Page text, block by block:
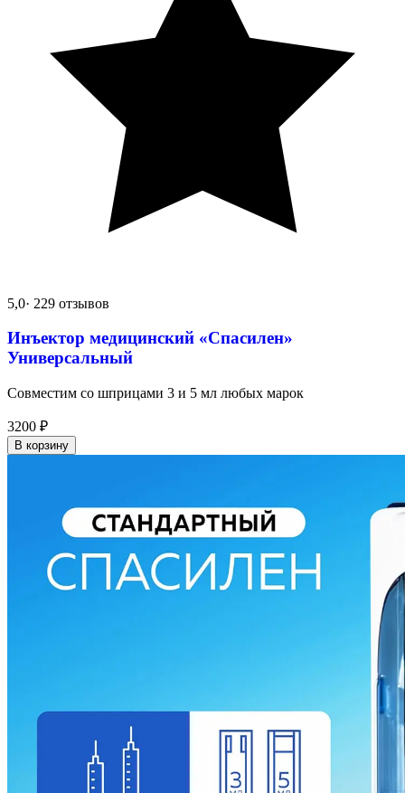
5,0· 229 отзывов
Инъектор медицинский «Спасилен»
Универсальный
Совместим со шприцами 3 и 5 мл любых марок
3200 ₽
В корзину